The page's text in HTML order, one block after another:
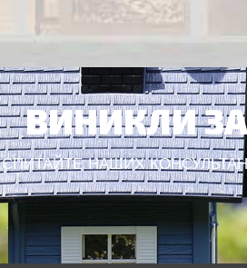
ВИНИКЛИ
СПИТАЙТЕ НАШИХ